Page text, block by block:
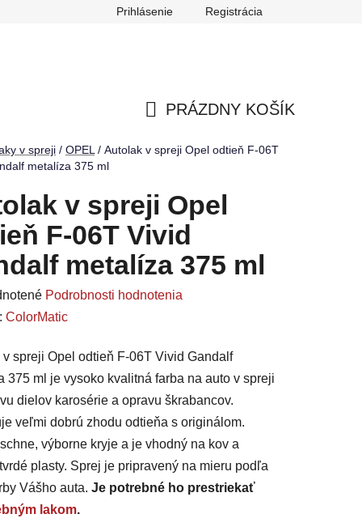
Reklamačný poriadok Odstúpenie od zmluvy
Prihlásenie Registrácia
PRÁZDNY KOŠÍK
v spreji / OPEL / Autolak v spreji Opel odtieň F-06T
metalíza 375 ml
v spreji Opel
F-06T Vivid
metalíza 375 ml
Podrobnosti hodnotenia
ColorMatic
v spreji Opel odtieň F-06T Vivid Gandalf
375 ml je vysoko kvalitná farba na auto v spreji
dielov karosérie a opravu škrabancov.
veľmi dobrú zhodu odtieňa s originálom.
výborne kryje a je vhodný na kov a
plasty. Sprej je pripravený na mieru podľa
Vášho auta. Je potrebné ho prestriekať
lakom.